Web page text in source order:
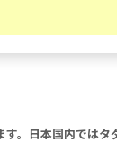
日本国内ではタ